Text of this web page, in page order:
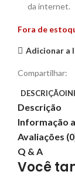
da internet.
Fora de
Adicionar a
Compartilhar:
DESCRIÇÃO
Descrição
Informação
Avaliações
Q & A
Você